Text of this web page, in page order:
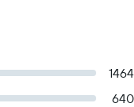
1464
640